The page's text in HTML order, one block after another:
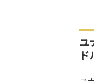
ユ
ド